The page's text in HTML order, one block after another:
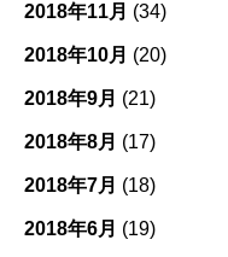
2018年11月 (34)
2018年10月 (20)
2018年9月 (21)
2018年8月 (17)
2018年7月 (18)
2018年6月 (19)